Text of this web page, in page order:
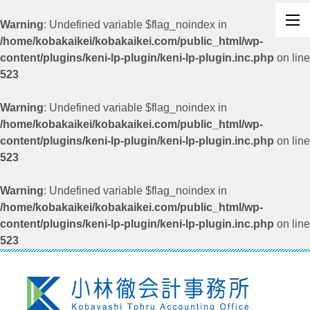
Warning: Undefined variable $flag_noindex in
/home/kobakaikei/kobakaikei.com/public_html/wp-
content/plugins/keni-lp-plugin/keni-lp-plugin.inc.php on line
523
Warning: Undefined variable $flag_noindex in
/home/kobakaikei/kobakaikei.com/public_html/wp-
content/plugins/keni-lp-plugin/keni-lp-plugin.inc.php on line
523
Warning: Undefined variable $flag_noindex in
/home/kobakaikei/kobakaikei.com/public_html/wp-
content/plugins/keni-lp-plugin/keni-lp-plugin.inc.php on line
523